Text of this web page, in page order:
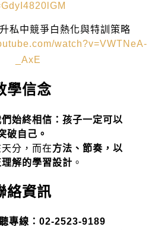
升私中競爭白熱化與特訓策略
watch?v=VWTNeA-
_AxE
學信念
始終相信：孩子一定可以
破自己。
分，而在方法、節奏，以
解的學習設計 。
絡資訊
專線：02-2523-9189